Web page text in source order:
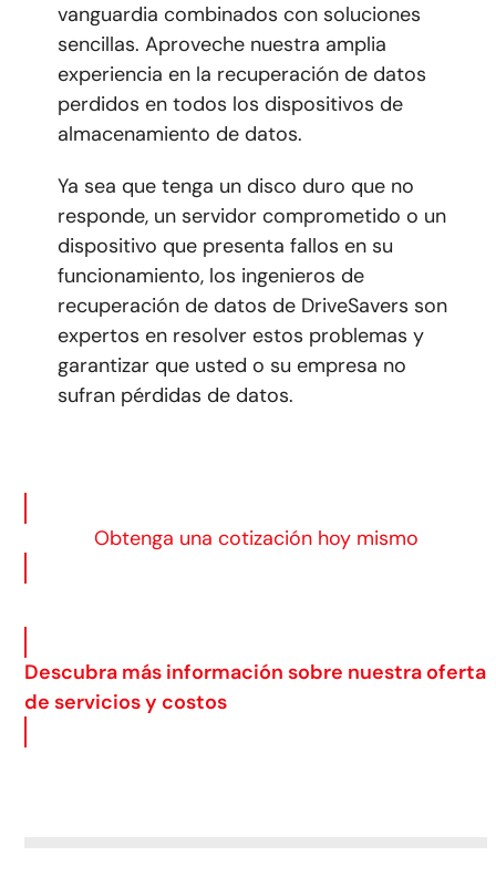
vanguardia combinados con soluciones
sencillas. Aproveche nuestra amplia
experiencia en la recuperación de datos
perdidos en todos los dispositivos de
almacenamiento de datos.
Ya sea que tenga un disco duro que no
responde, un servidor comprometido o un
dispositivo que presenta fallos en su
funcionamiento, los ingenieros de
recuperación de datos de DriveSavers son
expertos en resolver estos problemas y
garantizar que usted o su empresa no
sufran pérdidas de datos.
Obtenga una cotización hoy mismo
Descubra más información sobre nuestra oferta
de servicios y costos